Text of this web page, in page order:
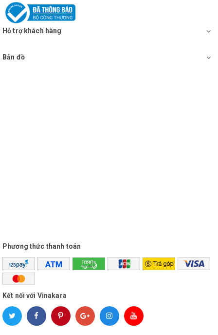
• 12 tháng thân máy, 3 tháng micro. 3 tháng bình acquy.
Hỗ trợ khách hàng
Bản đồ
Phương thức thanh toán
Kết nối với Vinakara